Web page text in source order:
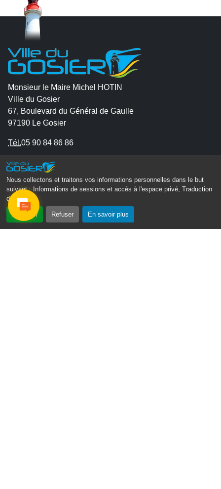
Nous collectons et traitons vos informations personnelles dans le but
suivant :
Informations de sessions et accès à l'espace privé, Traduction
des pages .
Accepter Refuser En savoir plus
Monsieur le Maire Michel HOTIN
Ville du Gosier
67, Boulevard du Général de Gaulle
97190 Le Gosier
Tél.05 90 84 86 86
Envoyer un email
Contacter la P.R.A.D.A
Contactez le délégué à la protection des données
personnelles - D.P.O
Suivez-nous